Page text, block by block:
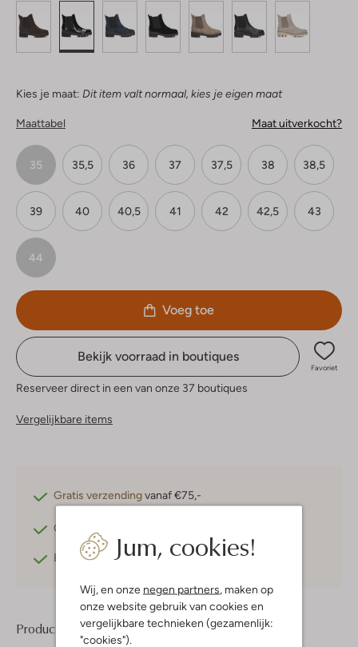
Jum, cookies!
Wij, en onze negen partners, maken op
onze website gebruik van cookies en
vergelijkbare technieken (gezamenlijk:
"cookies").
Kies je maat: Dit item valt normaal, kies je eigen maat
Maattabel Maat uitverkocht?
35 35,5 36 37 37,5 38 38,5
39 40 40,5 41 42 42,5 43
44
Voeg toe
Bekijk voorraad in boutiques
Favoriet
Reserveer direct in een van onze 37 boutiques
Vergelijkbare items
Gratis verzendingvanaf €75,-
Gratis retourneren
Betaal achterafmet Klarna
Product informatie